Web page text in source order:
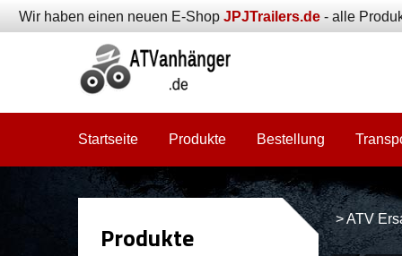
Wir haben einen neuen E-Shop JPJTrailers.de- alle
Startseite Produkte Bestellung
Produkte
>ATV